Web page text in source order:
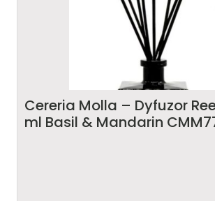
Cereria Molla – Dyfuzor
ml Basil & Mandarin